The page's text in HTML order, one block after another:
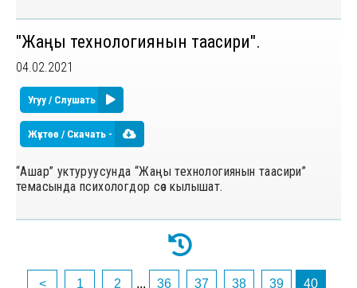
"Жаңы технологиянын таасири".
04.02.2021
Угуу / Слушать
Жүктөө / Скачать -
“Ашар” уктуруусунда “Жаңы технологиянын таасири”
темасында психологдор сѳз кылышат.
< 1 2 ... 36 37 38 39 40